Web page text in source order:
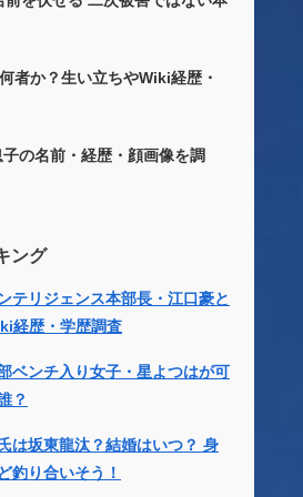
者か？生い立ちやWiki経歴・
の名前・経歴・顔画像を調
ング
テリジェンス本部長・江口豪と
経歴・学歴調査
ベンチ入り女子・星よつはが可
？
は坂東龍汰？結婚はいつ？ 身
釣り合いそう！